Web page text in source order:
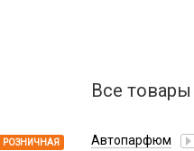
РОЗНИЧНАЯ
Все
Автопарфюм